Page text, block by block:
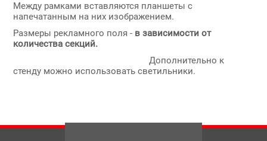
Между рамками вставляются планшеты с
напечатанным на них изображением.
Размеры рекламного поля - в зависимости от
количества секций.
Дополнительно к
стенду можно использовать светильники.